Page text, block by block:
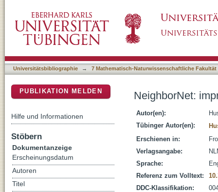
Universitätsbibliographie → 7 Mathematisch-Naturwissenschaftliche Fakultät
NeighborNet:
Autor(en):
Tübinger Autor(en):
Erschienen in:
Verlagsangabe:
Sprache:
Referenz zum Volltext:
DDC-Klassifikation:
PUBLIKATION MELDEN
Hilfe und Informationen
Stöbern
Dokumentanzeige
Erscheinungsdatum
Autoren
Titel